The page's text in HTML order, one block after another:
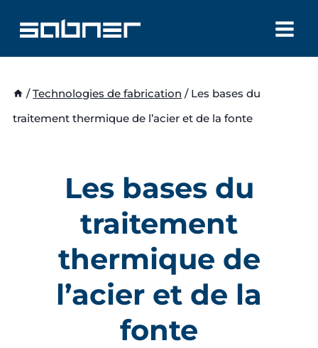
contenu
/ Technologies de fabrication / Les bases du
traitement thermique de l’acier et de la fonte
Les bases du
traitement
thermique de
l’acier et de la
fonte